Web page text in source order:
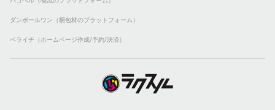
ダンボールワン（梱包材のプラットフォーム）
ペライチ（ホームページ作成/予約/決済）